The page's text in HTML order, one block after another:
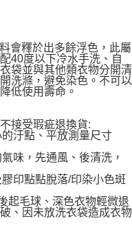
會釋於出多餘浮色，此屬
40度以下冷水手洗、自
袋並與其他類衣物分開清
洗滌，避免染色。不可以
低使用壽命。
接受瑕疵退換貨:
汙點、平放測量尺寸
味，先通風、後清洗，
印點點脫落/印染小色斑
起毛球、深色衣物輕微退
、因未放洗衣袋造成衣物